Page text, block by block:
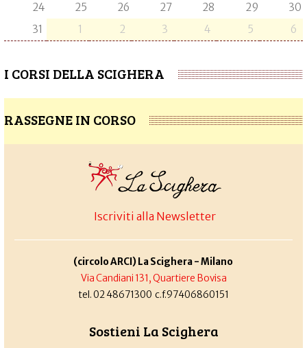
24
25 26 27 28 29
30
31
1 2 3 4 5 6
I CORSI DELLA SCIGHERA
RASSEGNE IN CORSO
Iscriviti alla Newsletter
(circolo ARCI) La Scighera - Milano
Via Candiani 131, Quartiere Bovisa
tel. 02 48671300 c.f.97406860151
Sostieni La Scighera